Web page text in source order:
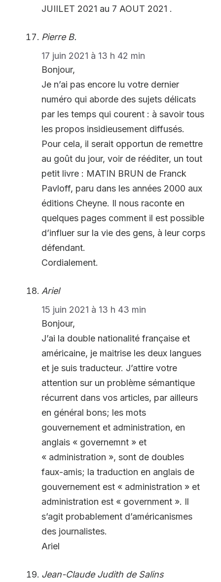
JUIILET 2021 au 7 AOUT 2021 .
Pierre B.
17 juin 2021 à 13 h 42 min
Bonjour,
Je n’ai pas encore lu votre dernier
numéro qui aborde des sujets délicats
par les temps qui courent : à savoir tous
les propos insidieusement diffusés.
Pour cela, il serait opportun de remettre
au goût du jour, voir de rééditer, un tout
petit livre : MATIN BRUN de Franck
Pavloff, paru dans les années 2000 aux
éditions Cheyne. Il nous raconte en
quelques pages comment il est possible
d’influer sur la vie des gens, à leur corps
défendant.
Cordialement.
Ariel
15 juin 2021 à 13 h 43 min
Bonjour,
J’ai la double nationalité française et
américaine, je maitrise les deux langues
et je suis traducteur. J’attire votre
attention sur un problème sémantique
récurrent dans vos articles, par ailleurs
en général bons; les mots
gouvernement et administration, en
anglais « governemnt » et
« administration », sont de doubles
faux-amis; la traduction en anglais de
gouvernement est « administration » et
administration est « government ». Il
s’agit probablement d’américanismes
des journalistes.
Ariel
Jean-Claude Judith de Salins